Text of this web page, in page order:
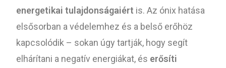
energetikai tulajdonságaiért is. Az ónix hatása
elsősorban a védelemhez és a belső erőhöz
kapcsolódik – sokan úgy tartják, hogy segít
elhárítani a negatív energiákat, és erősíti